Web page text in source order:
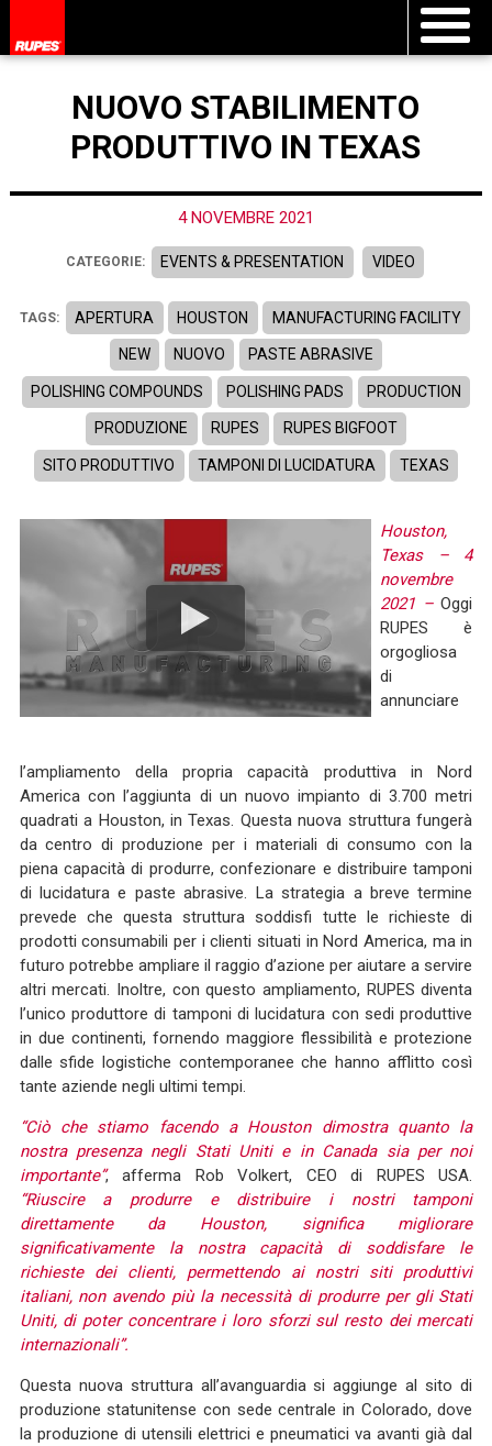
NUOVO STABILIMENTO
PRODUTTIVO IN TEXAS
4 NOVEMBRE 2021
CATEGORIE: EVENTS & PRESENTATION VIDEO
TAGS: APERTURA HOUSTON MANUFACTURING FACILITY
NEW NUOVO PASTE ABRASIVE
POLISHING COMPOUNDS POLISHING PADS PRODUCTION
PRODUZIONE RUPES RUPES BIGFOOT
SITO PRODUTTIVO TAMPONI DI LUCIDATURA TEXAS
Houston,
Texas – 4
novembre
2021 –Oggi
RUPES è
orgogliosa
di
annunciare
l’ampliamento della propria capacità produttiva in Nord
America con l’aggiunta di un nuovo impianto di 3.700 metri
quadrati a Houston, in Texas. Questa nuova struttura fungerà
da centro di produzione per i materiali di consumo con la
piena capacità di produrre, confezionare e distribuire tamponi
di lucidatura e paste abrasive. La strategia a breve termine
prevede che questa struttura soddisfi tutte le richieste di
prodotti consumabili per i clienti situati in Nord America, ma in
futuro potrebbe ampliare il raggio d’azione per aiutare a servire
altri mercati. Inoltre, con questo ampliamento, RUPES diventa
l’unico produttore di tamponi di lucidatura con sedi produttive
in due continenti, fornendo maggiore flessibilità e protezione
dalle sfide logistiche contemporanee che hanno afflitto così
tante aziende negli ultimi tempi.
“Ciò che stiamo facendo a Houston dimostra quanto la
nostra presenza negli Stati Uniti e in Canada sia per noi
importante”, afferma Rob Volkert, CEO di RUPES USA.
“Riuscire a produrre e distribuire i nostri tamponi
direttamente da Houston, significa migliorare
significativamente la nostra capacità di soddisfare le
richieste dei clienti, permettendo ai nostri siti produttivi
italiani, non avendo più la necessità di produrre per gli Stati
Uniti, di poter concentrare i loro sforzi sul resto dei mercati
internazionali”.
Questa nuova struttura all’avanguardia si aggiunge al sito di
produzione statunitense con sede centrale in Colorado, dove
la produzione di utensili elettrici e pneumatici va avanti già dal